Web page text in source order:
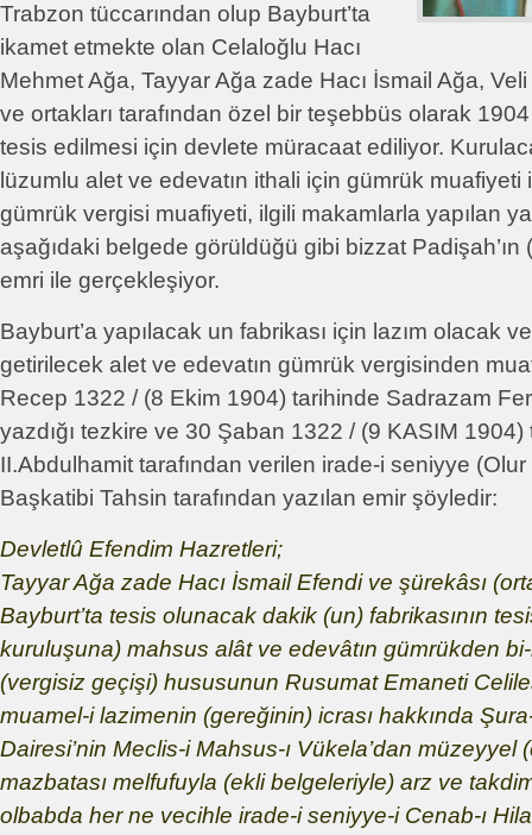
Trabzon tüccarından olup Bayburt’ta
ikamet etmekte olan Celaloğlu Hacı
Mehmet Ağa, Tayyar Ağa zade Hacı İsmail Ağa,
ve ortakları tarafından özel bir teşebbüs olarak 1904
tesis edilmesi için devlete müracaat ediliyor.
lüzumlu alet ve edevatın ithali için gümrük muafiyeti
gümrük vergisi muafiyeti, ilgili makamlarla yapılan
aşağıdaki belgede görüldüğü gibi bizzat Padişah’ın
emri ile gerçekleşiyor.
Bayburt’a yapılacak un fabrikası için lazım olacak
getirilecek alet ve edevatın gümrük vergisinden
Recep 1322 / (8 Ekim 1904) tarihinde Sadrazam
yazdığı tezkire ve 30 Şaban 1322 / (9 KASIM
II.Abdulhamit tarafından verilen irade-i seniyye
Başkatibi Tahsin tarafından yazılan emir şöyledir:
Devletlû Efendim Hazretleri;
Tayyar Ağa zade Hacı İsmail Efendi ve şürekâsı
Bayburt’ta tesis olunacak dakik (un) fabrikasının
kuruluşuna) mahsus alât ve edevâtın gümrükden
(vergisiz geçişi) hususunun Rusumat Emaneti
muamel-i lazimenin (gereğinin) icrası hakkında
Dairesi’nin Meclis-i Mahsus-ı Vükela’dan müzeyyel
mazbatası melfufuyla (ekli belgeleriyle) arz ve
olbabda her ne vecihle irade-i seniyye-i Cenab-ı